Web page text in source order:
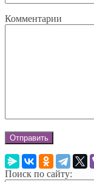
Комментарии
Поиск по сайту: